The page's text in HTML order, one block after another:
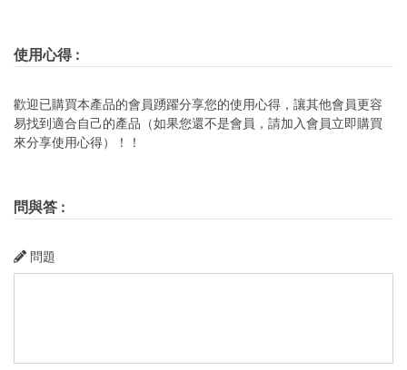
使用心得:
歡迎已購買本產品的會員踴躍分享您的使用心得，讓其他會員更容
易找到適合自己的產品（如果您還不是會員，請加入會員立即購買
來分享使用心得）！！
問與答 :
問題